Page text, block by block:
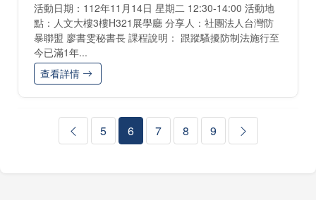
活動日期：112年11月14日 星期二 12:30-14:00 活動地
點：人文大樓3樓H321展學廳 分享人：社團法人台灣防
暴聯盟 廖書雯秘書長 課程說明： 跟蹤騷擾防制法施行至
今已滿1年...
查看詳情
5 6 7 8 9